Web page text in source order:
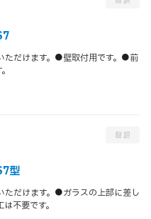
ただけます。●壁取付用です。●前
型
だけます。●ガラスの上部に差し
不要です。